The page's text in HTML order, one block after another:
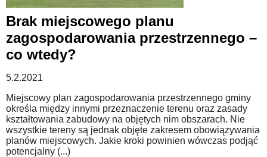
Brak miejscowego planu
zagospodarowania przestrzennego –
co wtedy?
5.2.2021
Miejscowy plan zagospodarowania przestrzennego gminy
określa między innymi przeznaczenie terenu oraz zasady
kształtowania zabudowy na objętych nim obszarach. Nie
wszystkie tereny są jednak objęte zakresem obowiązywania
planów miejscowych. Jakie kroki powinien wówczas podjąć
potencjalny (...)